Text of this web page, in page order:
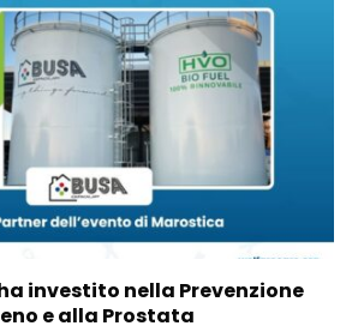
investito nella Prevenzione
e alla Prostata